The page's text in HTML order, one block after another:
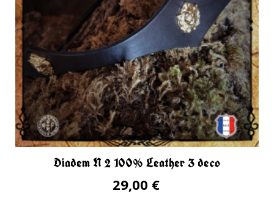
Diadem N 2 100% Leather 3 deco
29,00 €